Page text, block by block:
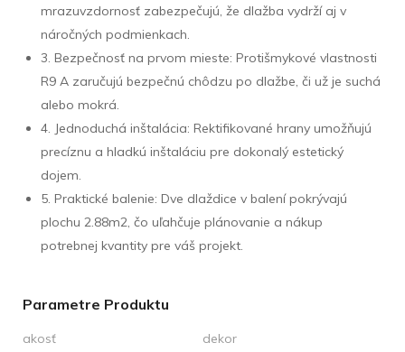
mrazuvzdornosť zabezpečujú, že dlažba vydrží aj v
náročných podmienkach.
3. Bezpečnosť na prvom mieste: Protišmykové vlastnosti
R9 A zaručujú bezpečnú chôdzu po dlažbe, či už je suchá
alebo mokrá.
4. Jednoduchá inštalácia: Rektifikované hrany umožňujú
precíznu a hladkú inštaláciu pre dokonalý estetický
dojem.
5. Praktické balenie: Dve dlaždice v balení pokrývajú
plochu 2.88m2, čo uľahčuje plánovanie a nákup
potrebnej kvantity pre váš projekt.
Parametre Produktu
akosť
dekor